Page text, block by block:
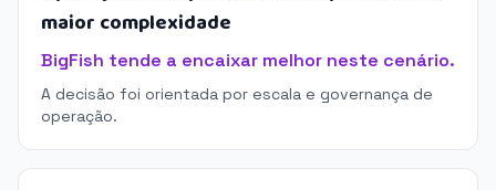
maior complexidade
BigFish tende a encaixar melhor neste cenário.
A decisão foi orientada por escala e governança de
operação.